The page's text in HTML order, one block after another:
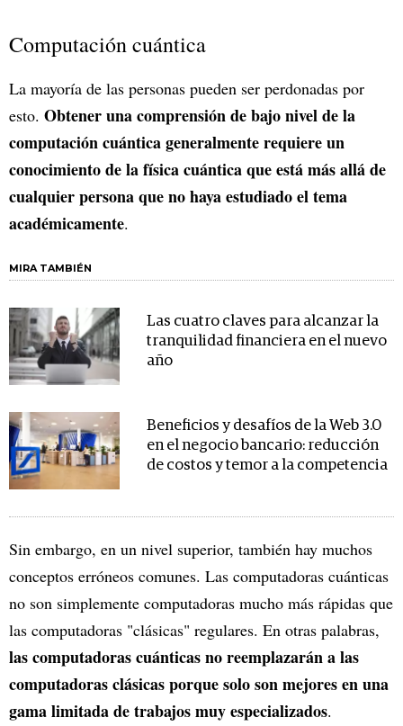
Computación cuántica
La mayoría de las personas pueden ser perdonadas por
esto. Obtener una comprensión de bajo nivel de la
computación cuántica generalmente requiere un
conocimiento de la física cuántica que está más allá de
cualquier persona que no haya estudiado el tema
académicamente.
MIRA TAMBIÉN
Las cuatro claves para alcanzar la
tranquilidad financiera en el nuevo
año
Beneficios y desafíos de la Web 3.0
en el negocio bancario: reducción
de costos y temor a la competencia
Sin embargo, en un nivel superior, también hay muchos
conceptos erróneos comunes. Las computadoras cuánticas
no son simplemente computadoras mucho más rápidas que
las computadoras "clásicas" regulares. En otras palabras,
las computadoras cuánticas no reemplazarán a las
computadoras clásicas porque solo son mejores en una
gama limitada de trabajos muy especializados.